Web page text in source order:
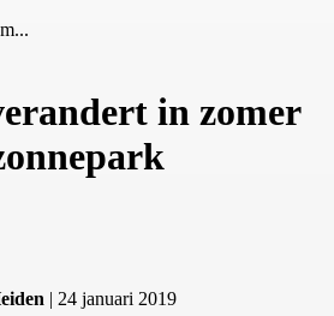
in zomer
| 24 januari 2019